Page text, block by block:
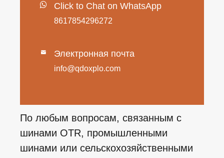
Click to Chat on WhatsApp
8617854296272
 Электронная почта
info@qdoxplo.com
По любым вопросам, связанным с
шинами OTR, промышленными
шинами или сельскохозяйственными